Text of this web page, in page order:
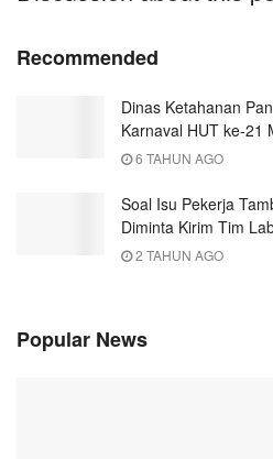
Recommended
Dinas Ketahanan
Karnaval HUT ke-21
6 TAHUN AGO
Soal Isu Pekerja
Diminta Kirim Tim
2 TAHUN AGO
Popular News